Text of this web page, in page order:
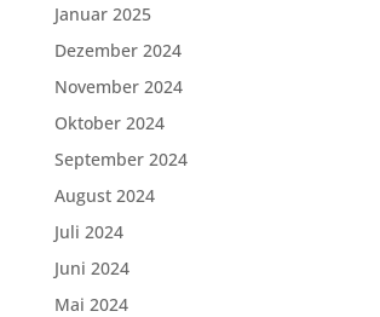
Januar 2025
Dezember 2024
November 2024
Oktober 2024
September 2024
August 2024
Juli 2024
Juni 2024
Mai 2024